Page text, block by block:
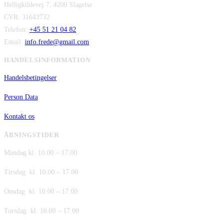
var:
er:
Helligkildevej 7, 4200 Slagelse
CVR: 31643732
Telefon: +45 51 21 04 82
Email: info.frede@gmail.com
HANDELSINFORMATION
Handelsbetingelser
Person Data
Kontakt os
ÅBNINGSTIDER
Mandag kl. 10.00 – 17.00
Tirsdag kl. 10.00 – 17.00
Onsdag kl. 10.00 – 17.00
Torsdag kl. 10.00 – 17.00